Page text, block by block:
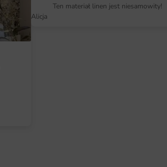
Fototapetę Świat Delfinów
i wysokość ściany, a wzór
kompozycja idealnie wpisuje się
Montaż jest prosty i nie wymaga
Ten materiał linen jest niesamowity!
Alicja